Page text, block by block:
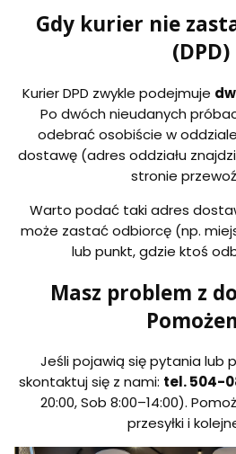
Gdy kurier nie
(DPD)
Kurier DPD zwykle podejmuje
Po dwóch nieudanych
odebrać osobiście w
dostawę (adres oddziału
stronie
Warto podać taki adres
może zastać odbiorcę (np.
lub punkt, gdzie ktoś
Masz problem z
Jeśli pojawią się pytania lub
skontaktuj się z nami: tel. 504-
20:00, Sob 8:00–14:00).
przesyłki i